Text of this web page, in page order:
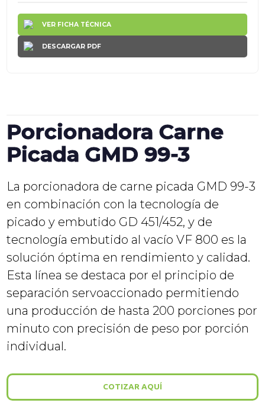
VER FICHA TÉCNICA
DESCARGAR PDF
Porcionadora Carne
Picada GMD 99-3
La porcionadora de carne picada GMD 99-3
en combinación con la tecnología de
picado y embutido GD 451/452, y de
tecnología embutido al vacío VF 800 es la
solución óptima en rendimiento y calidad.
Esta línea se destaca por el principio de
separación servoaccionado permitiendo
una producción de hasta 200 porciones por
minuto con precisión de peso por porción
individual.
COTIZAR AQUÍ